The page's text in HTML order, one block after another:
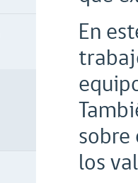
En
los